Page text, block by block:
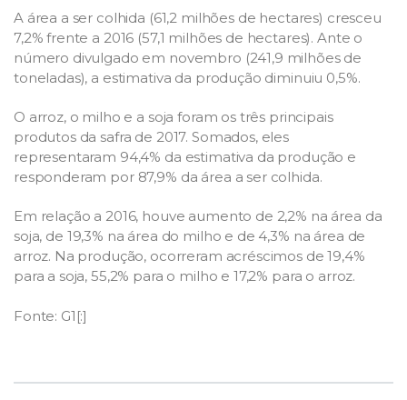
A área a ser colhida (61,2 milhões de hectares) cresceu
7,2% frente a 2016 (57,1 milhões de hectares). Ante o
número divulgado em novembro (241,9 milhões de
toneladas), a estimativa da produção diminuiu 0,5%.
O arroz, o milho e a soja foram os três principais
produtos da safra de 2017. Somados, eles
representaram 94,4% da estimativa da produção e
responderam por 87,9% da área a ser colhida.
Em relação a 2016, houve aumento de 2,2% na área da
soja, de 19,3% na área do milho e de 4,3% na área de
arroz. Na produção, ocorreram acréscimos de 19,4%
para a soja, 55,2% para o milho e 17,2% para o arroz.
Fonte: G1[:]